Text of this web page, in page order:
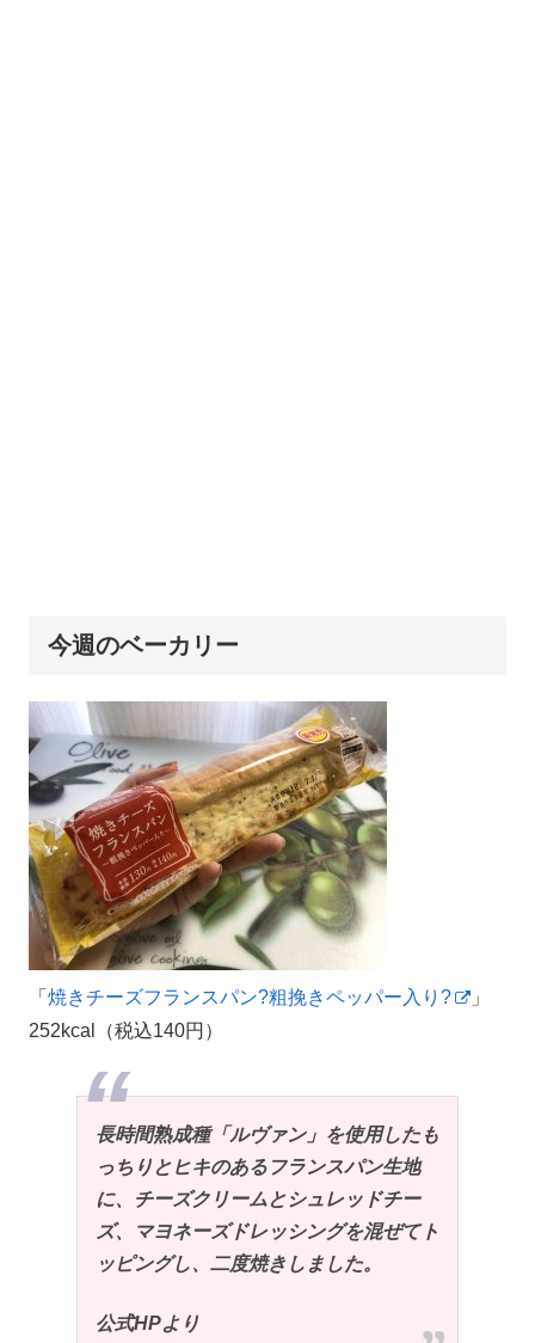
今週のベーカリー
「 焼きチーズフランスパン?粗挽きペッパー入り?
」
252kcal（税込140円）
長時間熟成種「ルヴァン」を使用したも
っちりとヒキのあるフランスパン生地
に、チーズクリームとシュレッドチー
ズ、マヨネーズドレッシングを混ぜてト
ッピングし、二度焼きしました。
公式HPより